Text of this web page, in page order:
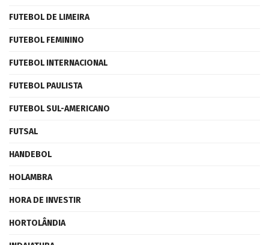
FUTEBOL DE LIMEIRA
FUTEBOL FEMININO
FUTEBOL INTERNACIONAL
FUTEBOL PAULISTA
FUTEBOL SUL-AMERICANO
FUTSAL
HANDEBOL
HOLAMBRA
HORA DE INVESTIR
HORTOLÂNDIA